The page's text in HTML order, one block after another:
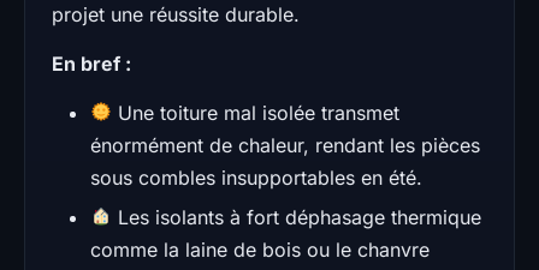
projet une réussite durable.
En bref :
Une toiture mal isolée transmet
énormément de chaleur, rendant les pièces
sous combles insupportables en été.
Les isolants à fort déphasage thermique
comme la laine de bois ou le chanvre